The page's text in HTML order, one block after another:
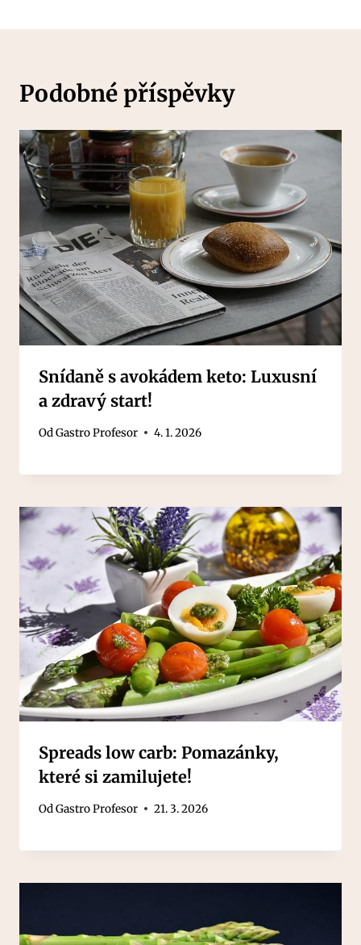
Podobné příspěvky
Snídaně s avokádem keto: Luxusní
a zdravý start!
OdGastro Profesor 4. 1. 2026
Spreads low carb: Pomazánky,
které si zamilujete!
OdGastro Profesor 21. 3. 2026